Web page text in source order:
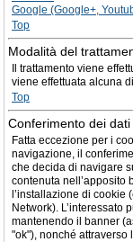
Google (Google+,
Top
Modalità del
Il trattamento viene
viene effettuata alcuna
Top
Conferimento dei dati
Fatta eccezione per i
navigazione, il
che decida di navigare
contenuta nell’apposito
l’installazione di cookie
Network). L’interessato
mantenendo il banner
"ok"), nonché